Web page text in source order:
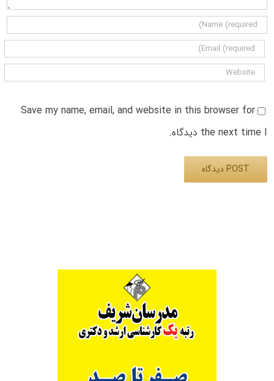
Save my name, email, and website in this browser for
the next time I دیدگاه.